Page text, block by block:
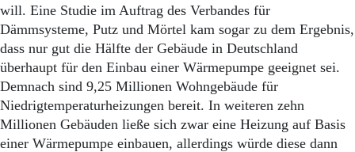
will. Eine Studie im Auftrag des Verbandes für
Dämmsysteme, Putz und Mörtel kam sogar zu dem Ergebnis,
dass nur gut die Hälfte der Gebäude in Deutschland
überhaupt für den Einbau einer Wärmepumpe geeignet sei.
Demnach sind 9,25 Millionen Wohngebäude für
Niedrigtemperaturheizungen bereit. In weiteren zehn
Millionen Gebäuden ließe sich zwar eine Heizung auf Basis
einer Wärmepumpe einbauen, allerdings würde diese dann